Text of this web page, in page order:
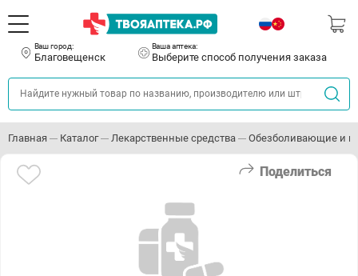
Ваш город:
Благовещенск
Ваша аптека:
Выберите способ получения заказа
Главная Каталог Лекарственные средства Обезболивающие и
Поделиться